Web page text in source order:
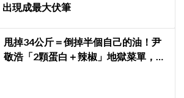
現成最大伏筆
甩掉34公斤＝倒掉半個自己的油！尹
敬浩「2顆蛋白＋辣椒」地獄菜單，你